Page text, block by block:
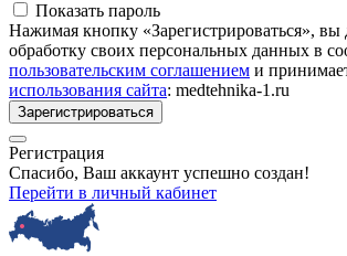
Показать пароль
Нажимая кнопку «Зарегистрироваться», вы
обработку своих персональных данных в
пользовательским соглашением и
использования сайта: medtehnika-1.ru
Зарегистрироваться
Регистрация
Спасибо, Ваш аккаунт успешно создан!
Перейти в личный кабинет